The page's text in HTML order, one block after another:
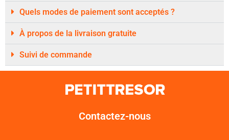
Quels modes de paiement sont acceptés ?
À propos de la livraison gratuite
Suivi de commande
Contactez-nous